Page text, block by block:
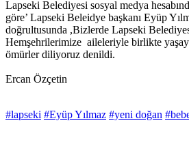
Lapseki Belediyesi sosyal medya
göre’ Lapseki Beleidye başkanı Eyüp
doğrultusunda ,Bizlerde Lapseki
Hemşehrilerimize aileleriyle birlikte
ömürler diliyoruz denildi.
Ercan Özçetin
#lapseki #Eyüp Yılmaz #yeni doğan